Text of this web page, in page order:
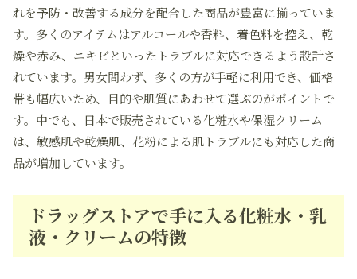
れを予防・改善する成分を配合した商品が豊富に揃っていま
す。多くのアイテムはアルコールや香料、着色料を控え、乾
燥や赤み、ニキビといったトラブルに対応できるよう設計さ
れています。男女問わず、多くの方が手軽に利用でき、価格
帯も幅広いため、目的や肌質にあわせて選ぶのがポイントで
す。中でも、日本で販売されている化粧水や保湿クリーム
は、敏感肌や乾燥肌、花粉による肌トラブルにも対応した商
品が増加しています。
ドラッグストアで手に入る化粧水・乳
液・クリームの特徴